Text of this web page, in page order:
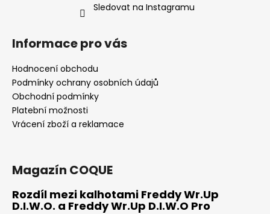
Sledovat na Instagramu
Informace pro vás
Hodnocení obchodu
Podmínky ochrany osobních údajů
Obchodní podmínky
Platební možnosti
Vrácení zboží a reklamace
Magazín COQUE
Rozdíl mezi kalhotami Freddy Wr.Up
D.I.W.O. a Freddy Wr.Up D.I.W.O Pro